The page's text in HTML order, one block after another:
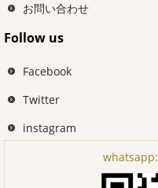
お問い合わせ
Follow us
Facebook
Twitter
instagram
whatsapp: